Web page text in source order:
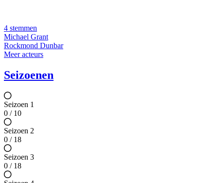
4 stemmen
Michael Grant
Rockmond Dunbar
Meer acteurs
Seizoenen
Seizoen 1
0 / 10
Seizoen 2
0 / 18
Seizoen 3
0 / 18